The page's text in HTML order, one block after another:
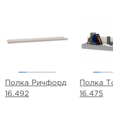
Полка Ричфорд
16.492
Полка
16.475